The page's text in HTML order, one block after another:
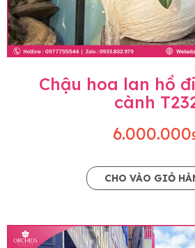
Chậu hoa lan hồ
cành
CHO VÀO GIỎ